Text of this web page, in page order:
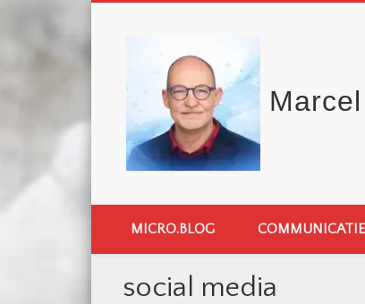
MICRO.BLOG COMMUNICATIE
social media